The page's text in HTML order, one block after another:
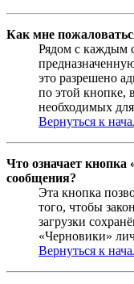
Как мне
Рядом с каждым
это разрешено
по этой кнопке,
необходимых
Вернуться к
Что означает кнопка
сообщения?
Эта кнопка
того, чтобы
загрузки
«Черновики»
Вернуться к